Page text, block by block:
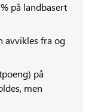
på landbasert
avvikles fra og
på
men